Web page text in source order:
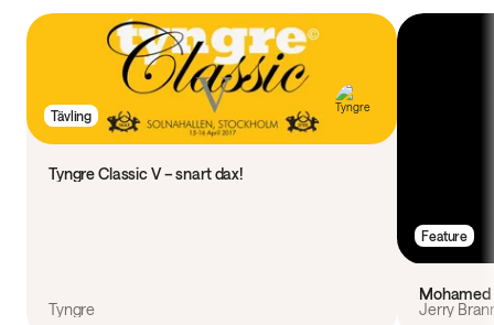
Tävling
Tyngre Classic V – snart dax!
Tyngre
Feature
Mohamed
Jerry